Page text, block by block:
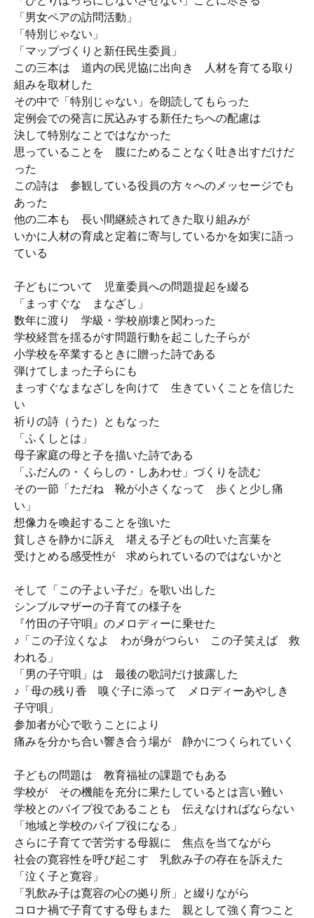
「男女ペアの訪問活動」
「特別じゃない」
「マップづくりと新任民生委員」
この三本は 道内の民児協に出向き 人材を育てる取り
組みを取材した
その中で「特別じゃない」を朗読してもらった
定例会での発言に尻込みする新任たちへの配慮は
決して特別なことではなかった
思っていることを 腹にためることなく吐き出すだけだ
った
この詩は 参観している役員の方々へのメッセージでも
あった
他の二本も 長い間継続されてきた取り組みが
いかに人材の育成と定着に寄与しているかを如実に語っ
ている
子どもについて 児童委員への問題提起を綴る
「まっすぐな まなざし」
数年に渡り 学級・学校崩壊と関わった
学校経営を揺るがす問題行動を起こした子らが
小学校を卒業するときに贈った詩である
弾けてしまった子らにも
まっすぐなまなざしを向けて 生きていくことを信じた
い
祈りの詩（うた）ともなった
「ふくしとは」
母子家庭の母と子を描いた詩である
「ふだんの・くらしの・しあわせ」づくりを読む
その一節「ただね 靴が小さくなって 歩くと少し痛
い」
想像力を喚起することを強いた
貧しさを静かに訴え 堪える子どもの吐いた言葉を
受けとめる感受性が 求められているのではないかと
そして「この子よい子だ」を歌い出した
シンブルマザーの子育ての様子を
『竹田の子守唄』のメロディーに乗せた
♪「この子泣くなよ わが身がつらい この子笑えば 救
われる」
「男の子守唄」は 最後の歌詞だけ披露した
♪「母の残り香 嗅ぐ子に添って メロディーあやしき
子守唄」
参加者が心で歌うことにより
痛みを分かち合い響き合う場が 静かにつくられていく
子どもの問題は 教育福祉の課題でもある
学校が その機能を充分に果たしているとは言い難い
学校とのパイプ役であることも 伝えなければならない
「地域と学校のパイプ役になる」
さらに子育てで苦労する母親に 焦点を当てながら
社会の寛容性を呼び起こす 乳飲み子の存在を訴えた
「泣く子と寛容」
「乳飲み子は寛容の心の拠り所」と綴りながら
コロナ禍で子育てする母もまた 親として強く育つこと